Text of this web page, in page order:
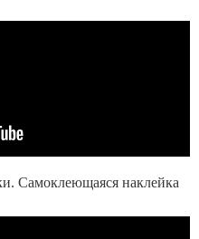
Самоклеющаяся наклейка